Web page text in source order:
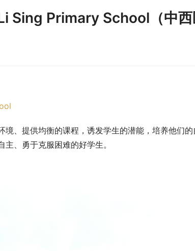
Sing Primary School（中西
境、提供均衡的课程，诱发学生的潜能，培养他们
、勇于克服困难的好学生。